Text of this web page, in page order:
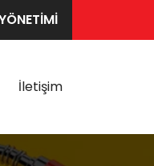
İletişim